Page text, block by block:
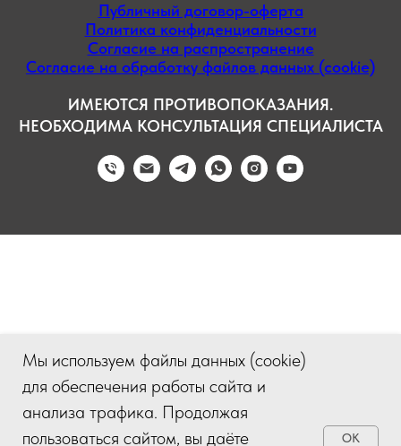
Публичный договор-оферта
Политика конфиденциальности
Согласие на распространение
Согласие на обработку файлов данных (cookie)
ИМЕЮТСЯ ПРОТИВОПОКАЗАНИЯ.
НЕОБХОДИМА КОНСУЛЬТАЦИЯ СПЕЦИАЛИСТА
Мы используем файлы данных (cookie)
для обеспечения работы сайта и
анализа трафика. Продолжая
пользоваться сайтом, вы даёте
OK